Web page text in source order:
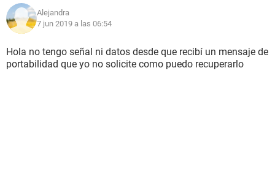
Gracias por leer espero me puedan ayudar:(
Android / Chrome 71.0.3578.99
Alejandra
7 jun 2019 a las 06:54
Hola no tengo señal ni datos desde que recibí un mensaje de
portabilidad que yo no solicite como puedo recuperarlo